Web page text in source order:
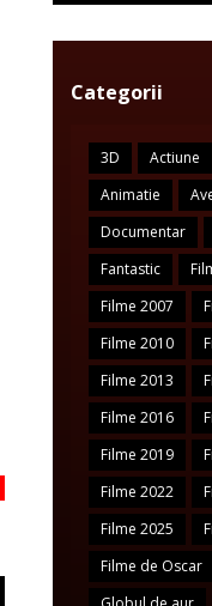
Categorii
3D Actiune
Animatie
Documentar
Fantastic
Filme 2007
Filme 2010
Filme 2013
Filme 2016
Filme 2019
Filme 2022
Filme 2025
Filme de Oscar